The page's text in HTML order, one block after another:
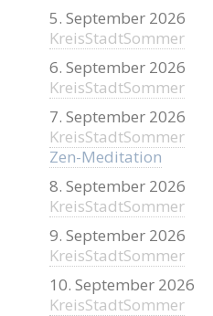
5. September 2026
KreisStadtSommer
6. September 2026
KreisStadtSommer
7. September 2026
KreisStadtSommer
Zen-Meditation
8. September 2026
KreisStadtSommer
9. September 2026
KreisStadtSommer
10. September 2026
KreisStadtSommer